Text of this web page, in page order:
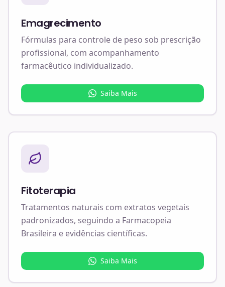
Emagrecimento
Fórmulas para controle de peso sob prescrição
profissional, com acompanhamento
farmacêutico individualizado.
Saiba Mais
Fitoterapia
Tratamentos naturais com extratos vegetais
padronizados, seguindo a Farmacopeia
Brasileira e evidências científicas.
Saiba Mais